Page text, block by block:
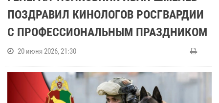
ПОЗДРАВИЛ КИНОЛОГОВ РОСГВАРДИИ
С ПРОФЕССИОНАЛЬНЫМ ПРАЗДНИКОМ
20 июня 2026, 21:30